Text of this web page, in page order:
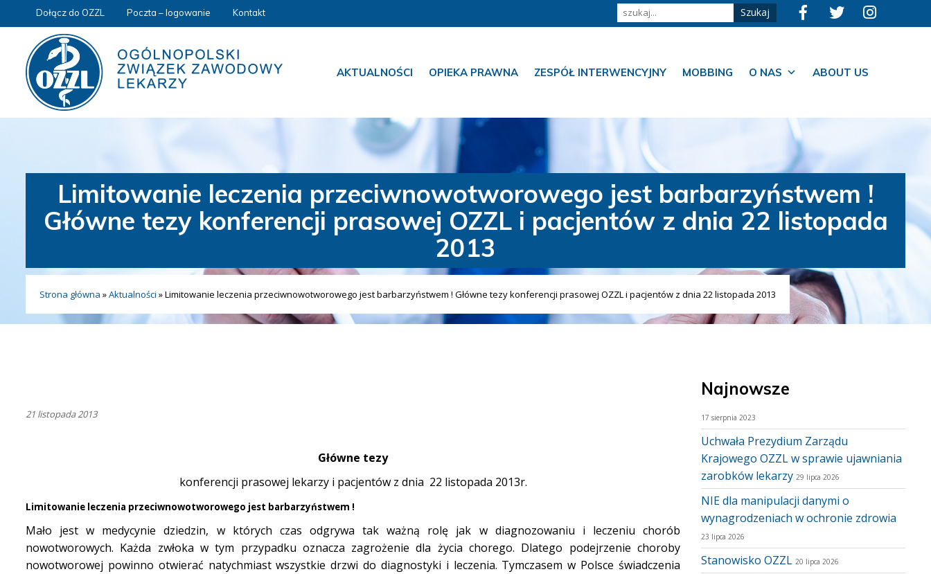
Dołącz do OZZL Poczta – logowanie Kontakt
AKTUALNOŚCI OPIEKA PRAWNA ZESPÓŁ INTERWENCYJNY MOBBING O NAS ABOUT US
Limitowanie leczenia przeciwnowotworowego jest barbarzyństwem !
Główne tezy konferencji prasowej OZZL i pacjentów z dnia 22 listopada
2013
Strona główna »Aktualności »Limitowanie leczenia przeciwnowotworowego jest barbarzyństwem ! Główne tezy konferencji prasowej OZZL i pacjentów z dnia 22 listopada 2013
21 listopada 2013
Główne tezy
konferencji prasowej lekarzy i pacjentów z dnia 22 listopada 2013r.
Limitowanie leczenia przeciwnowotworowego jest barbarzyństwem !
Mało jest w medycynie dziedzin, w których czas odgrywa tak ważną rolę jak w diagnozowaniu i leczeniu chorób
nowotworowych. Każda zwłoka w tym przypadku oznacza zagrożenie dla życia chorego. Dlatego podejrzenie choroby
nowotworowej powinno otwierać natychmiast wszystkie drzwi do diagnostyki i leczenia. Tymczasem w Polsce świadczenia
Najnowsze
17 sierpnia 2023
Uchwała Prezydium Zarządu
Krajowego OZZL w sprawie ujawniania
zarobków lekarzy 29 lipca 2026
NIE dla manipulacji danymi o
wynagrodzeniach w ochronie zdrowia
23 lipca 2026
Stanowisko OZZL 20 lipca 2026